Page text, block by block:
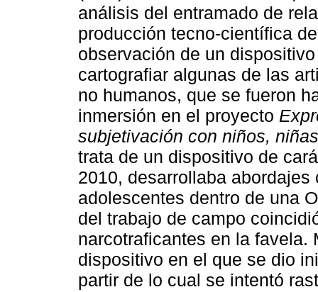
análisis del entramado de
producción tecno-científica
observación de un
cartografiar algunas de las
no humanos, que se fueron
inmersión en el proyecto
subjetivación con niños,
trata de un dispositivo de
2010, desarrollaba
adolescentes dentro de una
del trabajo de campo
narcotraficantes en la favela.
dispositivo en el que se dio
partir de lo cual se intentó